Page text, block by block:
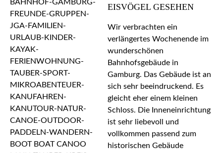
EISVÖGEL GESEHEN
Wir verbrachten ein
verlängertes Wochenende im
wunderschönen
Bahnhofsgebäude in
Gamburg. Das Gebäude ist an
sich sehr beeindruckend. Es
gleicht eher einem kleinen
Schloss. Die Inneneinrichtung
ist sehr liebevoll und
vollkommen passend zum
historischen Gebäude